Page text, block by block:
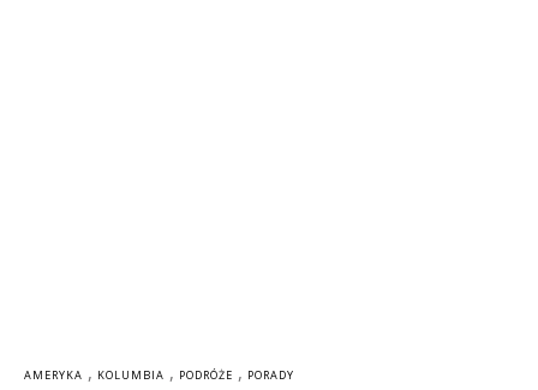
AMERYKA , KOLUMBIA , PODRÓŻE , PORADY